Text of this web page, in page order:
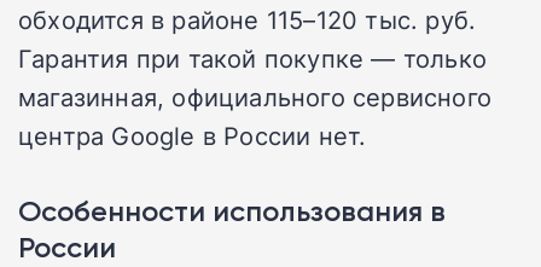
обходится в районе 115–120 тыс. руб.
Гарантия при такой покупке — только
магазинная, официального сервисного
центра Google в России нет.
Особенности использования в
России